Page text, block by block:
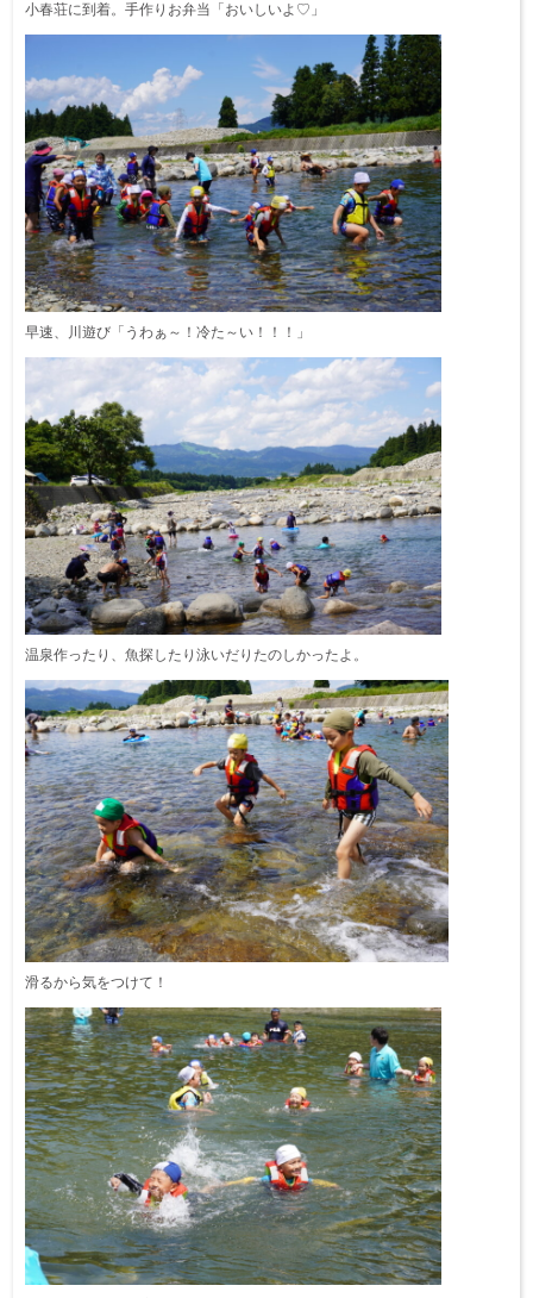
小春荘に到着。手作りお弁当「おいしいよ♡」
早速、川遊び「うわぁ～！冷た～い！！！」
温泉作ったり、魚探したり泳いだりたのしかったよ。
滑るから気をつけて！